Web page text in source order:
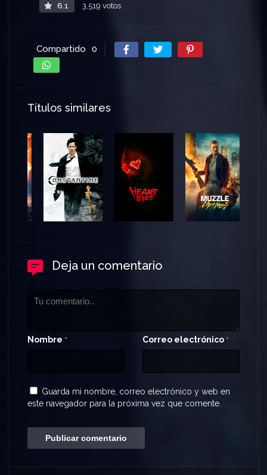
6.1 3,519 votos
Compartido 0
Títulos similares
Deja un comentario
Nombre * Correo electrónico *
Guarda mi nombre, correo electrónico y web en
este navegador para la próxima vez que comente.